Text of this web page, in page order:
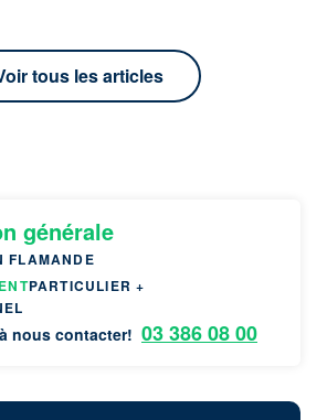
tous les articles
générale
FLAMANDE
PARTICULIER +
nous contacter! 03 386 08 00